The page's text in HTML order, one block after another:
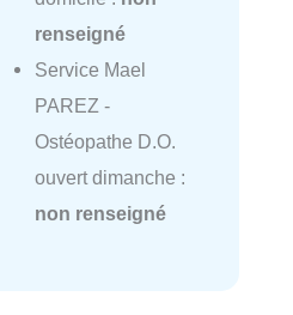
renseigné
Service Mael
PAREZ -
Ostéopathe D.O.
ouvert dimanche :
non renseigné